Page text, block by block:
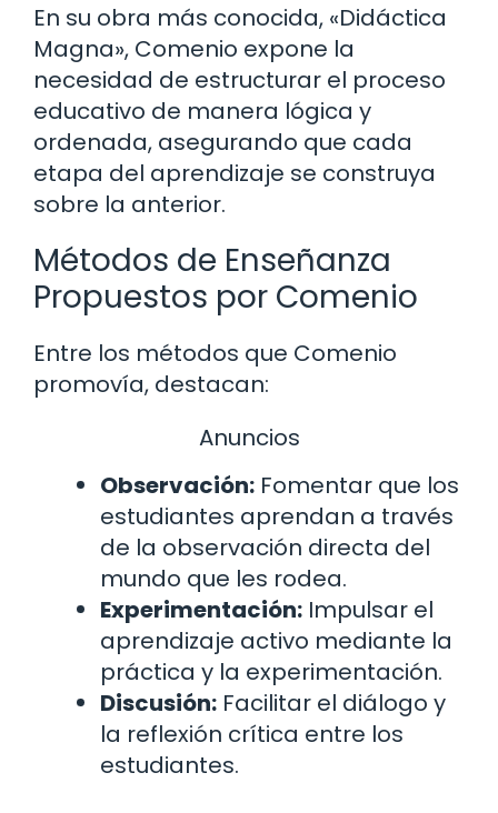
En su obra más conocida, «Didáctica
Magna», Comenio expone la
necesidad de estructurar el proceso
educativo de manera lógica y
ordenada, asegurando que cada
etapa del aprendizaje se construya
sobre la anterior.
Métodos de Enseñanza
Propuestos por Comenio
Entre los métodos que Comenio
promovía, destacan:
Anuncios
Observación: Fomentar que los
estudiantes aprendan a través
de la observación directa del
mundo que les rodea.
Experimentación: Impulsar el
aprendizaje activo mediante la
práctica y la experimentación.
Discusión: Facilitar el diálogo y
la reflexión crítica entre los
estudiantes.